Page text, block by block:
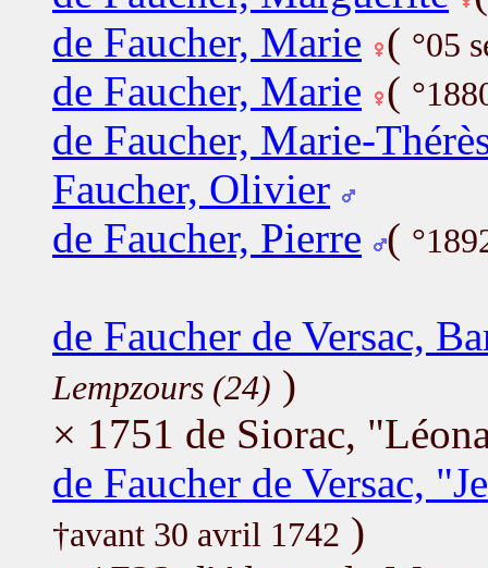
de Faucher, Marie ( °05
de Faucher, Marie (
de Faucher, Marie-
Faucher, Olivier
de Faucher, Pierre (
de Faucher de Versac,
Lempzours (24) )
× 1751 de Siorac,
de Faucher de Versac,
†avant 30 avril 1742 )